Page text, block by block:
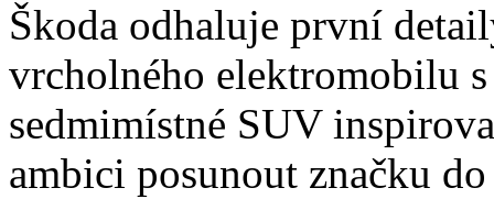
Škoda odhaluje první
vrcholného elektromobilu s
sedmimístné SUV
ambici posunout značku